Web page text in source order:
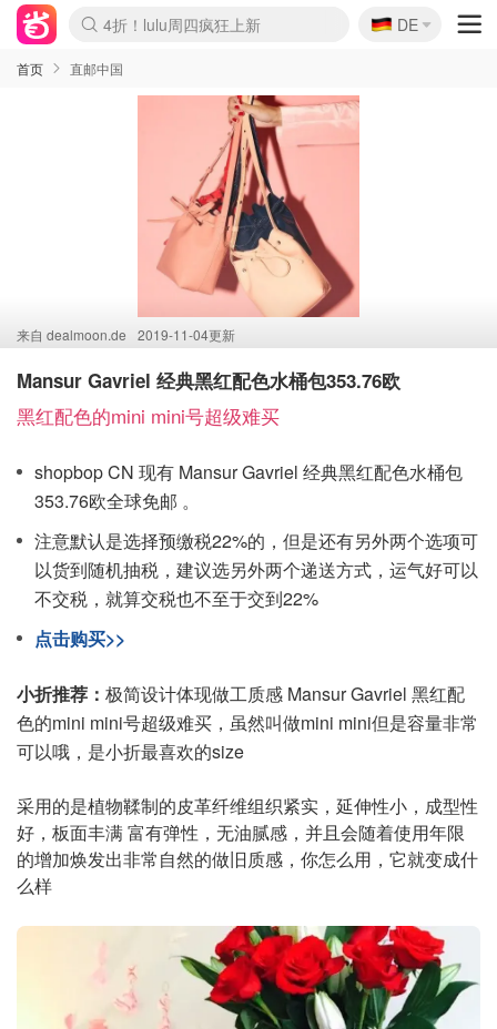
Boticinal 夏促开抢！
4折！lulu周四疯狂上新
还没结束！&OtherStories大促
Joybuy变相75折 随时失效
速领！Stanley独家85折
疑似霸哥！Camper额外叠85折
Zalando 奥莱闪促！每日更新
Moncler反季囤！5折起+叠9折
Coach Brooklyn仅€192
🇩🇪
DE
首页 直邮中国
来自 dealmoon.de 2019-11-04更新
Mansur Gavriel 经典黑红配色水桶包353.76欧
黑红配色的mini mini号超级难买
shopbop CN 现有 Mansur Gavriel 经典黑红配色水桶包
353.76欧全球免邮 。
注意默认是选择预缴税22%的，但是还有另外两个选项可
以货到随机抽税，建议选另外两个递送方式，运气好可以
不交税，就算交税也不至于交到22%
点击购买>>
小折推荐： 极简设计体现做工质感 Mansur Gavriel 黑红配
色的mini mini号超级难买，虽然叫做mini mini但是容量非常
可以哦，是小折最喜欢的size
采用的是植物鞣制的皮革纤维组织紧实，延伸性小，成型性
好，板面丰满 富有弹性，无油腻感，并且会随着使用年限
的增加焕发出非常自然的做旧质感，你怎么用，它就变成什
么样